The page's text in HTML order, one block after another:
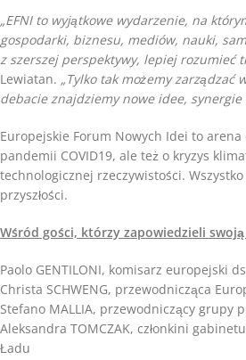
„EFNI to wyjątkowe wydarzenie, na
gospodarki, biznesu, mediów, nauki,
z szerszej perspektywy, lepiej rozumieć
Lewiatan. „Tylko tak możemy
debacie znajdziemy nowe idee,
Europejskie Forum Nowych Idei to
pandemii COVID19, ale też o kryzys
technologicznej rzeczywistości.
przyszłości.
Wśród gości, którzy zapowiedzieli swoją
Paolo GENTILONI, komisarz europejski
Christa SCHWENG, przewodnicząca
Stefano MALLIA, przewodniczący grupy
Aleksandra TOMCZAK, członkini
Ładu